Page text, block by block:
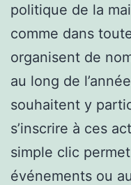
politique de la
comme dans
organisent de
au long de
souhaitent y
s’inscrire à ces
simple clic permet
événements ou